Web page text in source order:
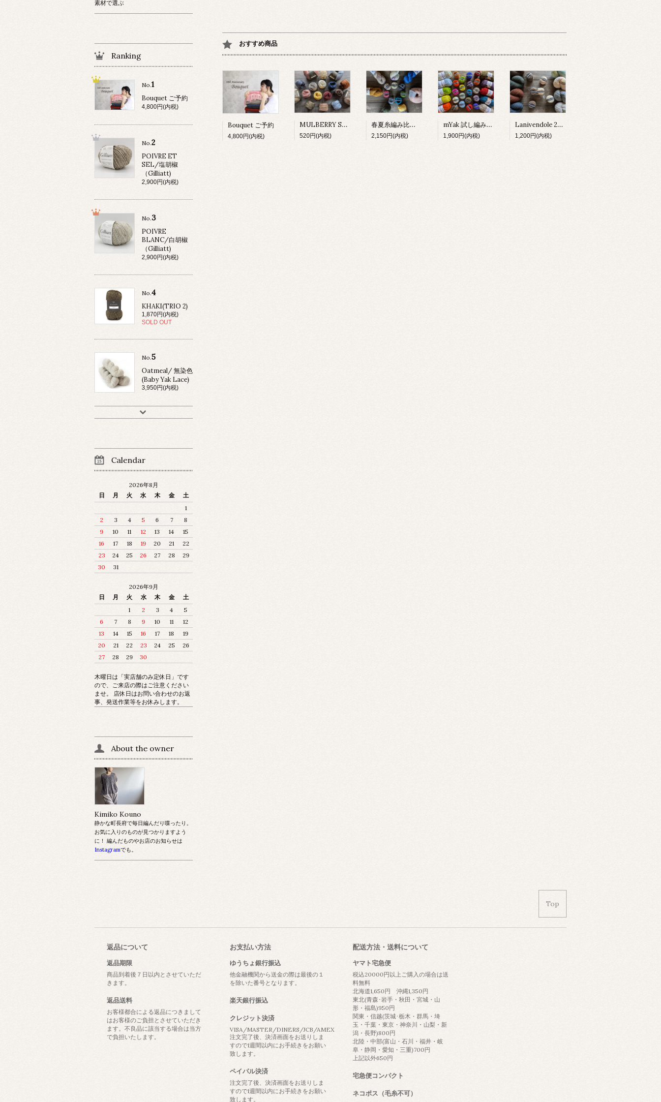
おすすめ商品
Bouquet ご予約
4,800円(内税)
MULBERRY SILK 試し編み
520円(内税)
春夏糸編み比べセット
2,150円(内税)
mYak 試し編みセット
1,900円(内税)
Lanivendole 2種 試し編みセット
1,200円(内税)
素材で選ぶ
Ranking
No.1
Bouquet ご予約
4,800円(内税)
No.2
POIVRE ET
SEL/塩胡椒
（Gilliatt)
2,900円(内税)
No.3
POIVRE
BLANC/白胡椒
（Gilliatt)
2,900円(内税)
No.4
KHAKI(TRIO 2)
1,870円(内税)
SOLD OUT
No.5
Oatmeal/ 無染色
(Baby Yak Lace)
3,950円(内税)
Calendar
2026年8月
日
月 火 水 木 金
土
1
2
3 4 5 6 7
8
9
10 11 12 13 14
15
16
17 18 19 20 21
22
23
24 25 26 27 28
29
30
31
2026年9月
日
月 火 水 木 金
土
1
2 3 4
5
6
7 8 9 10 11
12
13
14 15 16 17 18
19
20
21 22 23 24 25
26
27
28 29 30
木曜日は「実店舗のみ定休日」です
ので、ご来店の際はご注意ください
ませ。 店休日はお問い合わせのお返
事、発送作業等をお休みします。
About the owner
Kimiko Kouno
静かな町長府で毎日編んだり喋ったり。
お気に入りのものが見つかりますよう
に！ 編んだものやお店のお知らせは
Instagramでも。
Top
返品について
返品期限
商品到着後７日以内とさせていただ
きます。
返品送料
お客様都合による返品につきまして
はお客様のご負担とさせていただき
ます。不良品に該当する場合は当方
で負担いたします。
お支払い方法
ゆうちょ銀行振込
他金融機関から送金の際は最後の１
を除いた番号となります。
楽天銀行振込
クレジット決済
VISA/MASTER/DINERS/JCB/AMEX
注文完了後、決済画面をお送りしま
すので1週間以内にお手続きをお願い
致します。
ペイパル決済
注文完了後、決済画面をお送りしま
すので1週間以内にお手続きをお願い
致します。
配送方法・送料について
ヤマト宅急便
税込20000円以上ご購入の場合は送
料無料
北海道1,650円 沖縄1,350円
東北(青森･岩手・秋田・宮城・山
形・福島)950円
関東・信越(茨城･栃木・群馬・埼
玉・千葉・東京・神奈川・山梨・新
潟・長野)800円
北陸・中部(富山・石川・福井・岐
阜・静岡・愛知・三重)700円
上記以外650円
宅急便コンパクト
ネコポス（毛糸不可）